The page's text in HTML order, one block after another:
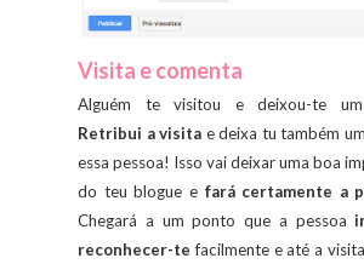
Visita e comenta
Alguém te visitou e deixou-te um
Retribui a visita e deixa tu também
essa pessoa! Isso vai deixar uma boa
do teu blogue e fará certamente a
Chegará a um ponto que a pessoa
reconhecer-te facilmente e até a